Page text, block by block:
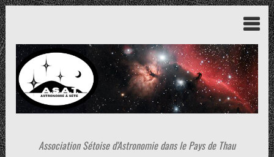
Association Sétoise d'Astronomie dans le Pays de Thau